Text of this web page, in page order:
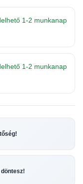
1-2 munkanap
1-2 munkanap